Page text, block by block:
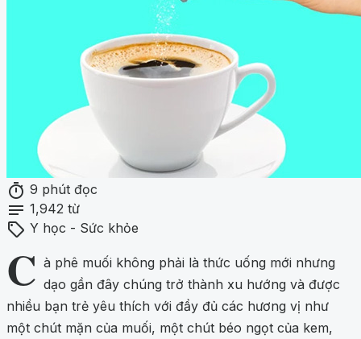
timer 9 phút đọc
notes 1,942 từ
sell Y học - Sức khỏe
C à phê muối không phải là thức uống mới nhưng
dạo gần đây chúng trở thành xu hướng và được
nhiều bạn trẻ yêu thích với đầy đủ các hương vị như
một chút mặn của muối, một chút béo ngọt của kem,